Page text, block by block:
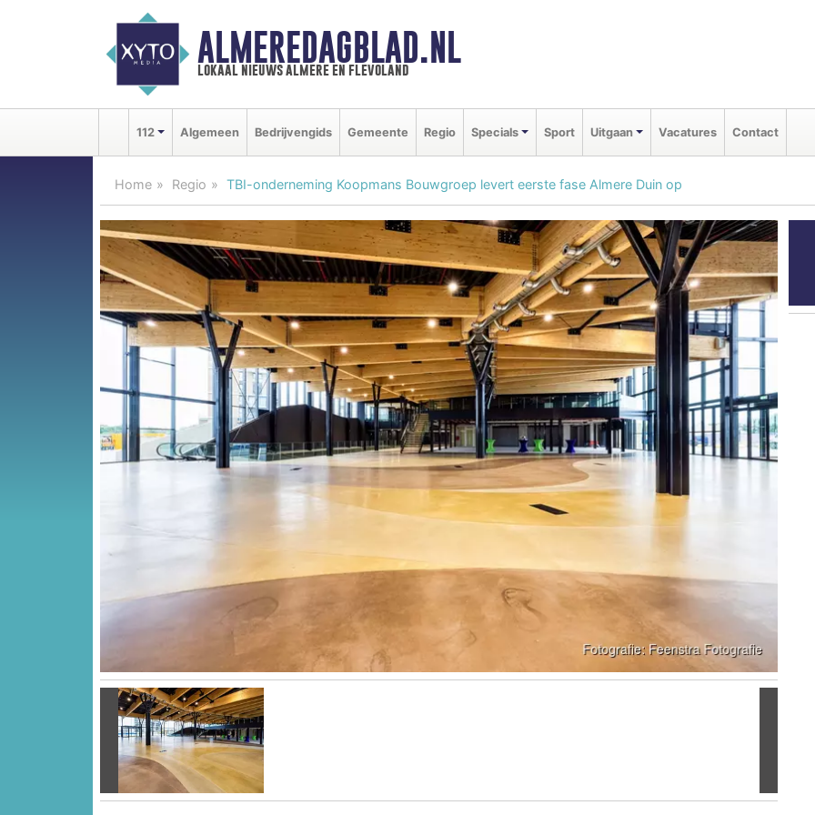
ALMEREDAGBLAD.NL
lokaal nieuws almere en flevoland
112 Algemeen Bedrijvengids Gemeente Regio Specials Sport Uitgaan Vacatures Contact
Home Regio TBI-onderneming Koopmans Bouwgroep levert eerste fase Almere Duin op
Vorige